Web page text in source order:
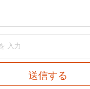
送信する